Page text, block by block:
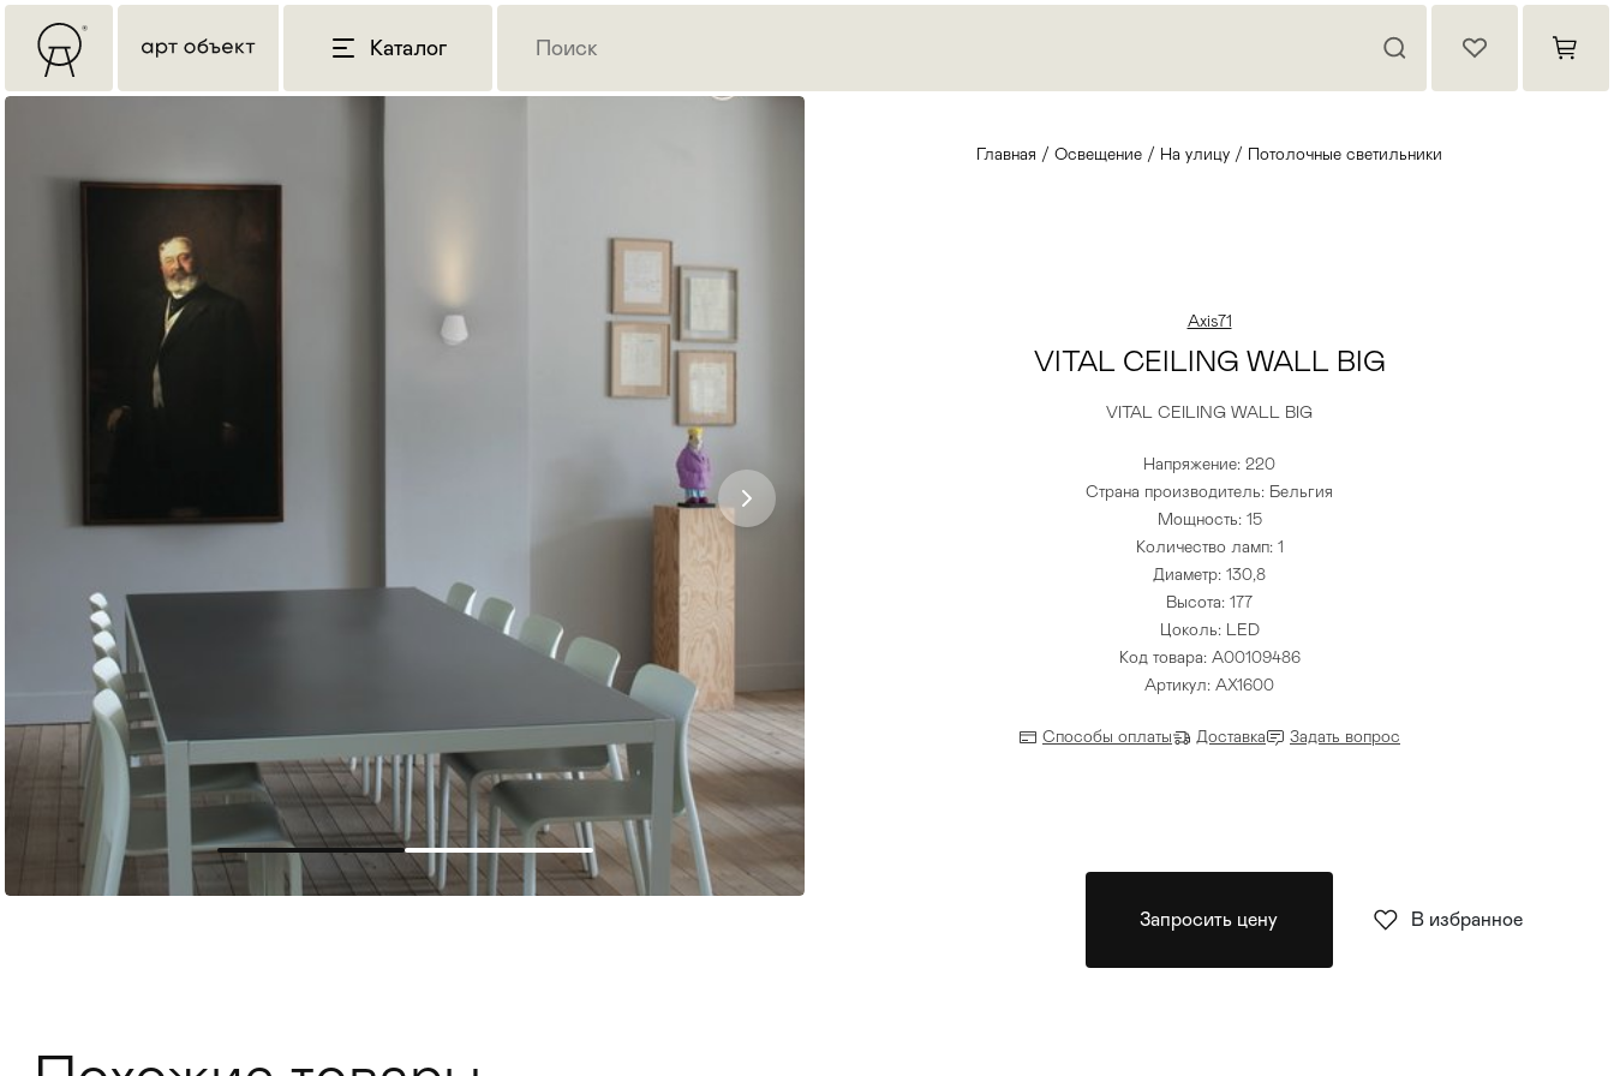
Каталог
Столы Мебель для ванных комнат
Главная / Освещение / На улицу / Потолочные светильники
Axis71
VITAL CEILING WALL BIG
VITAL CEILING WALL BIG
Напряжение: 220
Страна производитель: Бельгия
Мощность: 15
Количество ламп: 1
Диаметр: 130,8
Высота: 177
Цоколь: LED
Код товара: A00109486
Артикул: AX1600
Способы оплаты Доставка Задать вопрос
Запросить цену В избранное